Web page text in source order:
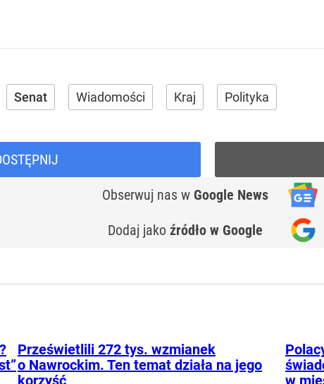
Senat Wiadomości Kraj Polityka
Obserwuj nas w Google News
Dodaj jako źródło w Google
Prześwietlili 272 tys. wzmianek
o Nawrockim. Ten temat działa na jego
korzyść
w